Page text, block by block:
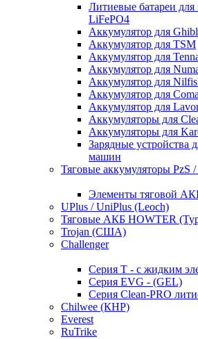
Литиевые батареи
LiFePO4
Аккумулятор для
Аккумулятор для TSM
Аккумулятор для
Аккумулятор для
Аккумулятор для
Аккумулятор для
Аккумулятор для
Аккумуляторы для
Аккумуляторы для
Зарядные устройства
машин
Тяговые аккумуляторы PzS /
Элементы тяговой
UPlus / UniPlus (Leoch)
Тяговые АКБ HOWTER
Trojan (США)
Challenger
Серия T - с жидким
Серия EVG - (GEL)
Серия Clean-PRO
Chilwee (КНР)
Everest
RuTrike